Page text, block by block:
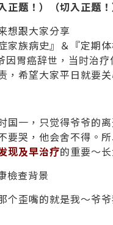
入正题！）（切入正题
想跟大家分享
症家族病史』＆『定期
因胃癌辞世，当时治
，希望大家平日就要
国一，只觉得爷爷的
要哭，他会舍不得。
现及早治疗的重要～长
个歪嘴的就是我～爷爷